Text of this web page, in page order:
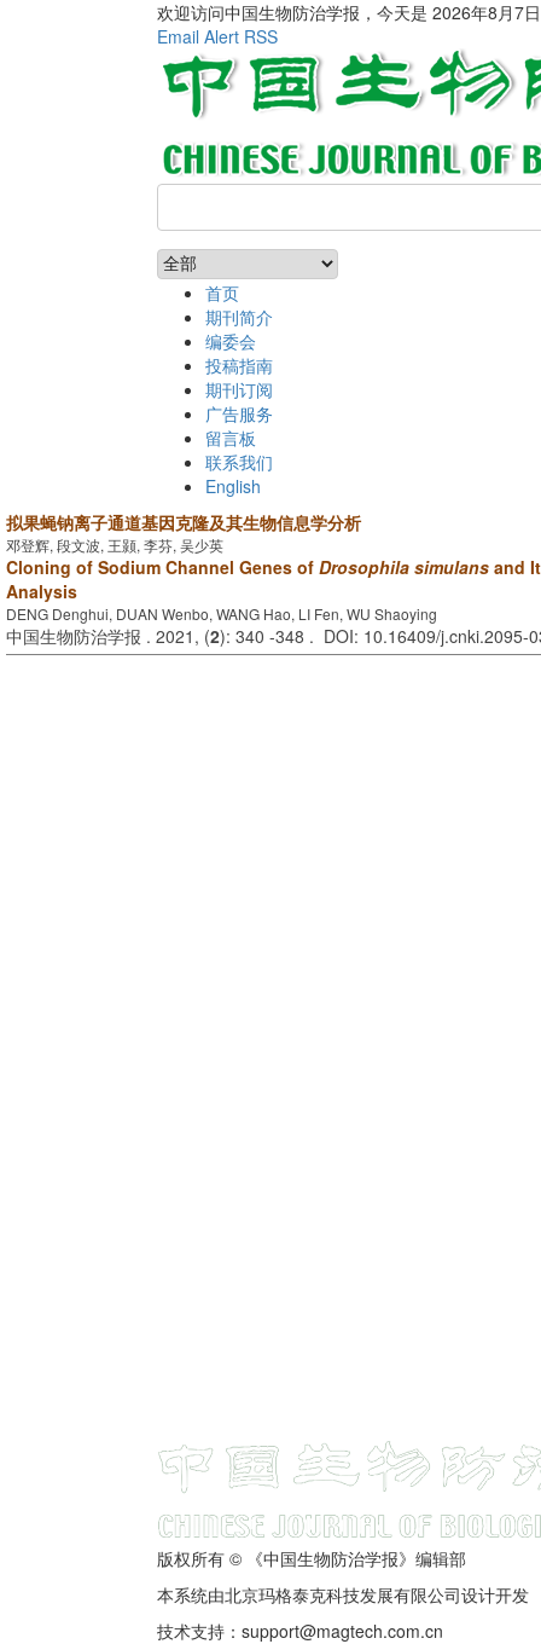
欢迎访问中国生物防治学报，今天是 2026年8月7
Email Alert RSS
首页
期刊简介
编委会
投稿指南
期刊订阅
广告服务
留言板
联系我们
English
拟果蝇钠离子通道基因克隆及其生物信息学分析
邓登辉, 段文波, 王颢, 李芬, 吴少英
Cloning of Sodium Channel Genes of Drosophila simulans and
Analysis
DENG Denghui, DUAN Wenbo, WANG Hao, LI Fen, WU Shaoying
中国生物防治学报 . 2021, (2): 340 -348 . DOI: 10.16409/j.cnki.2095-
版权所有 © 《中国生物防治学报》编辑部
本系统由北京玛格泰克科技发展有限公司设计开发
技术支持：support@magtech.com.cn